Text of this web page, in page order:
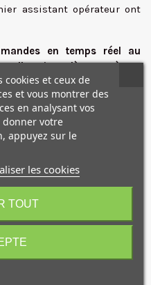
assistant opérateur ont
en temps réel
au
allant jusqu'à 160 mètres.
prises de vue, la gestion
ainsi que le réglage
de l'optique grâce à sa
simultanément avec la
ainsi
l'écrantout en percevant
à un retour
compatibleavec la gamme
RS4 Pro, DJI RS 3 Pro, DJI
cookies et ceux de
et vous montrer des
en analysant vos
votre
appuyez sur le
les cookies
TOUT
sur votre
!
✕